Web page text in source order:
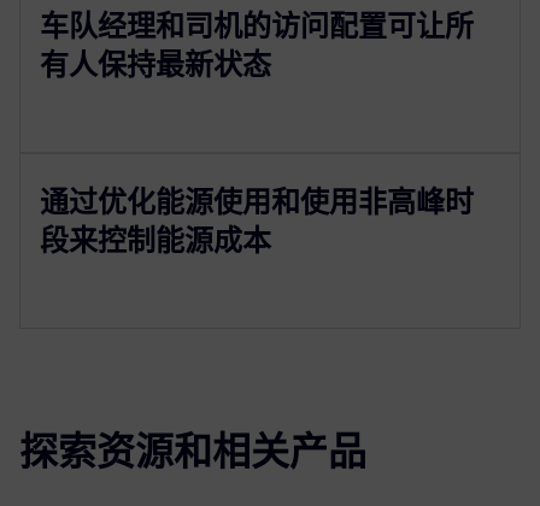
车队经理和司机的访问配置可让所
有人保持最新状态
通过优化能源使用和使用非高峰时
段来控制能源成本
探索资源和相关产品